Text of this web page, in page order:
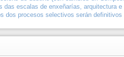
das escalas de enxeñarías, arquitectura e
dos procesos selectivos serán definitivos